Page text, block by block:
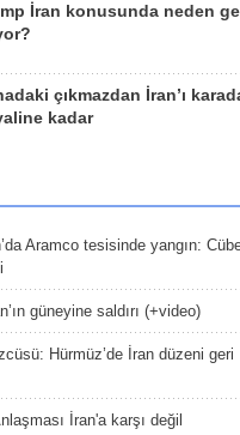
İran konusunda neden
çıkmazdan İran’ı
kadar
Aramco tesisinde yangın:
güneyine saldırı (+video)
Hürmüz’de İran düzeni geri
İran'a karşı değil